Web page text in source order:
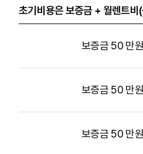
초기비용은 보증금 + 월렌트
보증금 50 만원
보증금 50 만원
보증금 50 만원